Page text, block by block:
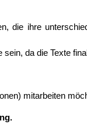
die ihre
da die Texte
mitarbeiten